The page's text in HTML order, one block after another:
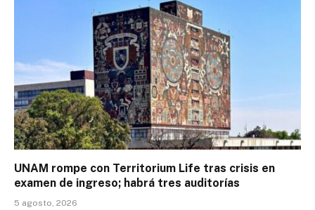
UNAM rompe con Territorium Life tras crisis en
examen de ingreso; habrá tres auditorías
5 agosto, 2026